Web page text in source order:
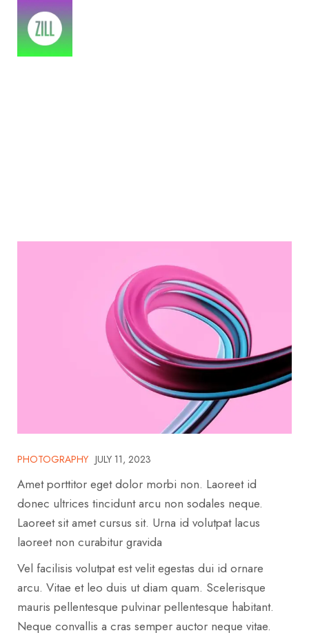
PHOTOGRAPHY JULY 11, 2023
Amet porttitor eget dolor morbi non. Laoreet id
donec ultrices tincidunt arcu non sodales neque.
Laoreet sit amet cursus sit. Urna id volutpat lacus
laoreet non curabitur gravida
Vel facilisis volutpat est velit egestas dui id ornare
arcu. Vitae et leo duis ut diam quam. Scelerisque
mauris pellentesque pulvinar pellentesque habitant.
Neque convallis a cras semper auctor neque vitae.